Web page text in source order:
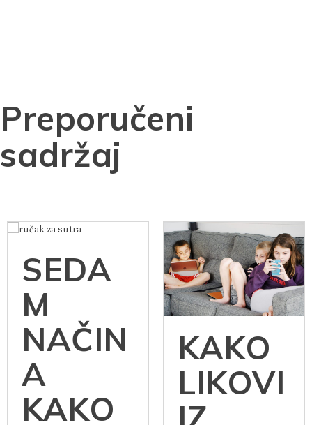
Preporučeni
sadržaj
SEDA
M
NAČIN
A
KAKO
KAKO
LIKOVI